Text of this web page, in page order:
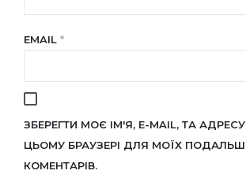
EMAIL *
ЗБЕРЕГТИ МОЄ ІМ'Я, E-MAIL, ТА
ЦЬОМУ БРАУЗЕРІ ДЛЯ МОЇХ
КОМЕНТАРІВ.